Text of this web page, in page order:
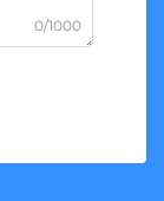
0/1000